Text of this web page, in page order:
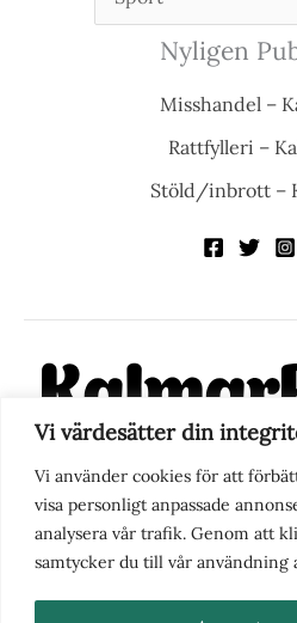
Vi värdesätter din
Vi använder cookies för att
visa personligt anpassade
analysera vår trafik. Genom att
samtycker du till vår användning
Nyligen
Misshandel –
Rattfylleri –
Stöld/inbrott –
KalmarPosten är en modern
fokus på Kalmarregionen, men
perspektivet, vill vi vara din
berättelser och engagemang.
fick nya